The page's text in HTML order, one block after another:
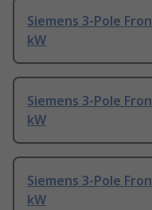
Siemens 3-Pole
kW
Siemens 3-Pole
kW
Siemens 3-Pole
kW